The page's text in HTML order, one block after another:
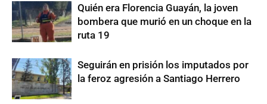
Quién era Florencia Guayán, la joven
bombera que murió en un choque en la
ruta 19
Seguirán en prisión los imputados por
la feroz agresión a Santiago Herrero